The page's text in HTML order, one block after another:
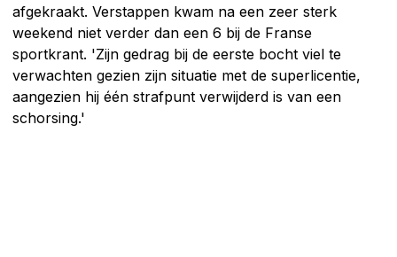
afgekraakt. Verstappen kwam na een zeer sterk
weekend niet verder dan een 6 bij de Franse
sportkrant. 'Zijn gedrag bij de eerste bocht viel te
verwachten gezien zijn situatie met de superlicentie,
aangezien hij één strafpunt verwijderd is van een
schorsing.'